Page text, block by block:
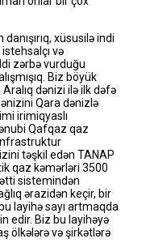
xüsusilə indi
və
zərbə vurduğu
Biz böyük
dənizi ilə ilk dəfə
Qara dənizlə
irimiqyaslı
Qafqaz qaz
təşkil edən TANAP
qaz kəmərləri 3500
sistemindən
ərazidən keçir, bir
layihə sayı artmaqda
edir. Biz bu layihəyə
ölkələrə və şirkətlərə